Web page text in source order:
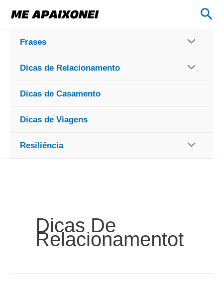
para
conteúdo
Frases
Dicas de Relacionamento
Dicas de Casamento
Dicas de Viagens
Resiliência
Dicas De
Relacionamentot